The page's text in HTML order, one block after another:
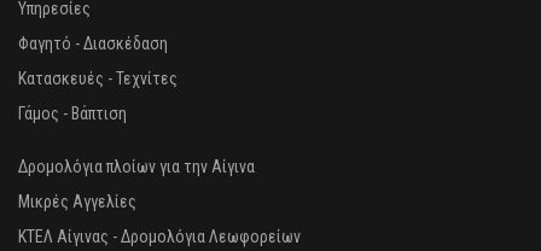
Υπηρεσίες
Φαγητό - Διασκέδαση
Κατασκευές - Τεχνίτες
Γάμος - Βάπτιση
Δρομολόγια πλοίων για την Αίγινα
Μικρές Αγγελίες
ΚΤΕΛ Αίγινας - Δρομολόγια Λεωφορείων